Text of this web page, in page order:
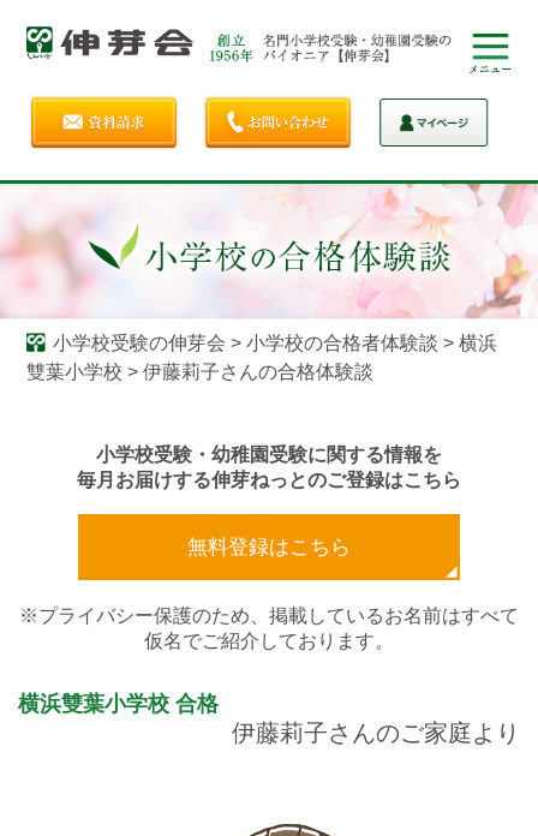
小学校受験の伸芽会 > 小学校の合格者体験談 > 横浜
雙葉小学校 > 伊藤莉子さんの合格体験談
小学校受験・幼稚園受験に関する情報を
毎月お届けする伸芽ねっとのご登録はこちら
無料登録はこちら
※プライバシー保護のため、掲載しているお名前はすべて
仮名でご紹介しております。
横浜雙葉小学校 合格
伊藤莉子さんのご家庭より